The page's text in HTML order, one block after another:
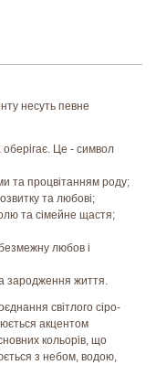
несуть певне
Це - символ
та процвітанням роду;
та любові;
та сімейне щастя;
любов і
зародження життя.
світлого сіро-
акцентом
кольорів, що
з небом, водою,